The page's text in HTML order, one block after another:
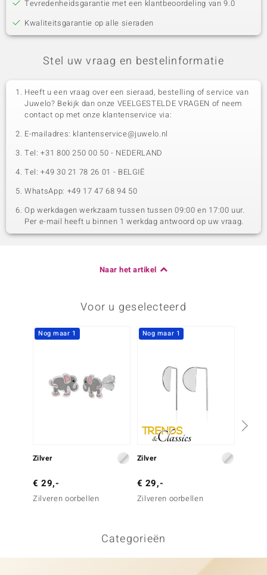
Tevredenheidsgarantie met een klantbeoordeling van 9.0
Kwaliteitsgarantie op alle sieraden
Stel uw vraag en bestelinformatie
Heeft u een vraag over een sieraad, bestelling of service van
Juwelo? Bekijk dan onze VEELGESTELDE VRAGEN of neem
contact op met onze klantenservice via:
E-mailadres: klantenservice@juwelo.nl
Tel: +31 800 250 00 50 - NEDERLAND
Tel: +49 30 21 78 26 01 - BELGIË
WhatsApp: +49 17 47 68 94 50
Op werkdagen werkzaam tussen tussen 09:00 en 17:00 uur.
Per e-mail heeft u binnen 1 werkdag antwoord op uw vraag.
Naar het artikel
Voor u geselecteerd
Nog maar 1
Zilver
€ 29,-
Zilveren oorbellen
Nog maar 1
Zilver
€ 29,-
Zilveren oorbellen
Categorieën